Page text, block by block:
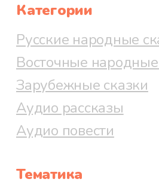
Категории
Русские народные
Восточные народные
Зарубежные сказки
Аудио рассказы
Аудио повести
Тематика